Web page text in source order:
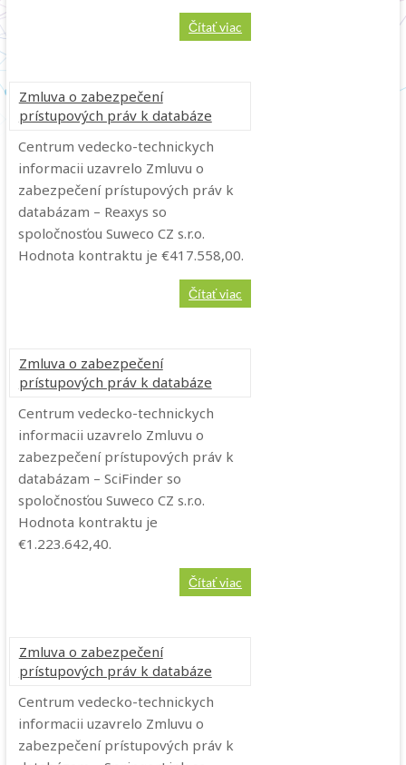
Čítať viac
Zmluva o zabezpečení
prístupových práv k databáze
Centrum vedecko-technickych
informacii uzavrelo Zmluvu o
zabezpečení prístupových práv k
databázam – Reaxys so
spoločnosťou Suweco CZ s.r.o.
Hodnota kontraktu je €417.558,00.
Čítať viac
Zmluva o zabezpečení
prístupových práv k databáze
Centrum vedecko-technickych
informacii uzavrelo Zmluvu o
zabezpečení prístupových práv k
databázam – SciFinder so
spoločnosťou Suweco CZ s.r.o.
Hodnota kontraktu je
€1.223.642,40.
Čítať viac
Zmluva o zabezpečení
prístupových práv k databáze
Centrum vedecko-technickych
informacii uzavrelo Zmluvu o
zabezpečení prístupových práv k